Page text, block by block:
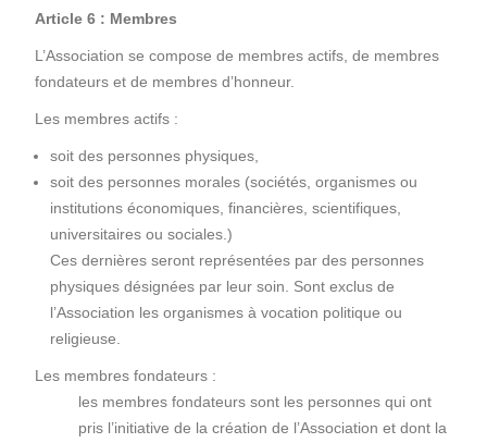
Article 6 : Membres
L’Association se compose de membres actifs, de membres
fondateurs et de membres d’honneur.
Les membres actifs :
soit des personnes physiques,
soit des personnes morales (sociétés, organismes ou
institutions économiques, financières, scientifiques,
universitaires ou sociales.)
Ces dernières seront représentées par des personnes
physiques désignées par leur soin. Sont exclus de
l’Association les organismes à vocation politique ou
religieuse.
Les membres fondateurs :
les membres fondateurs sont les personnes qui ont
pris l’initiative de la création de l’Association et dont la